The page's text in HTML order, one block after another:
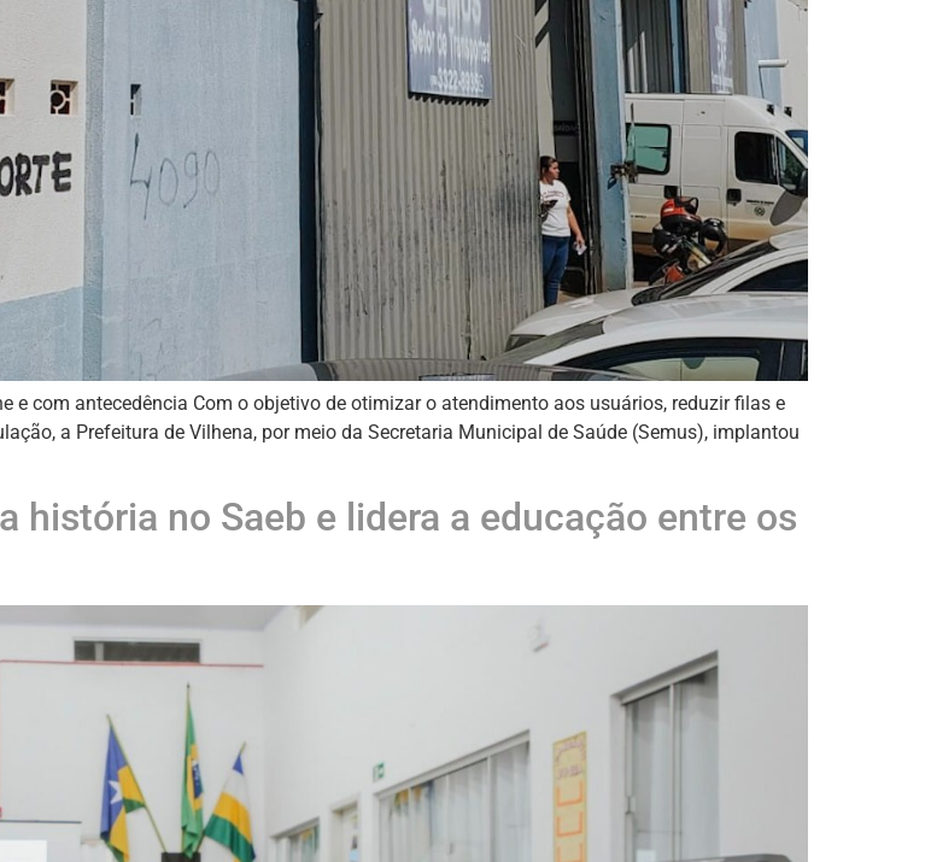
com antecedência Com o objetivo de otimizar o atendimento aos usuários, reduzir filas e
a Prefeitura de Vilhena, por meio da Secretaria Municipal de Saúde (Semus), implantou
história no Saeb e lidera a educação entre os